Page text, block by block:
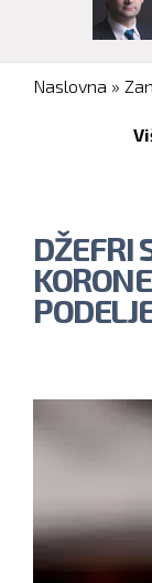
You are
Naslovna »
DŽEFRI